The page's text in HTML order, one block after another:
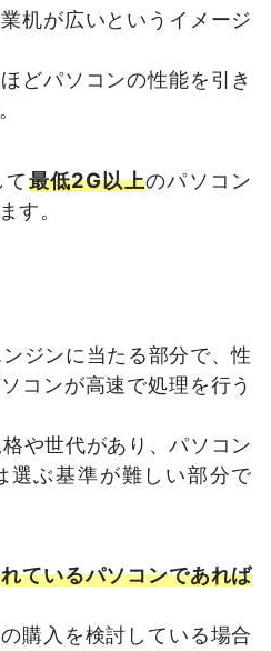
机が広いというイメージ
どパソコンの性能を引き
最低2G以上のパソコン
す。
ジンに当たる部分で、性
コンが高速で処理を行う
や世代があり、パソコン
選ぶ基準が難しい部分で
ているパソコンであれば
購入を検討している場合